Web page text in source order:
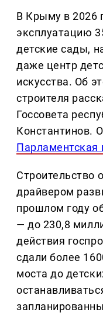
В Крыму в 2026
эксплуатацию
детские сады,
даже центр
искусства. Об
строителя
Госсовета
Константинов.
Парламентская
Строительство
драйвером
прошлом году
— до 230,8
действия
сдали более
моста до